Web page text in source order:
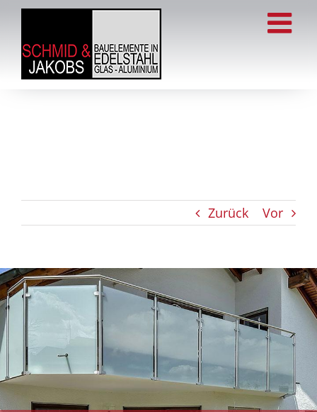
Zum
springen
Zurück Vor